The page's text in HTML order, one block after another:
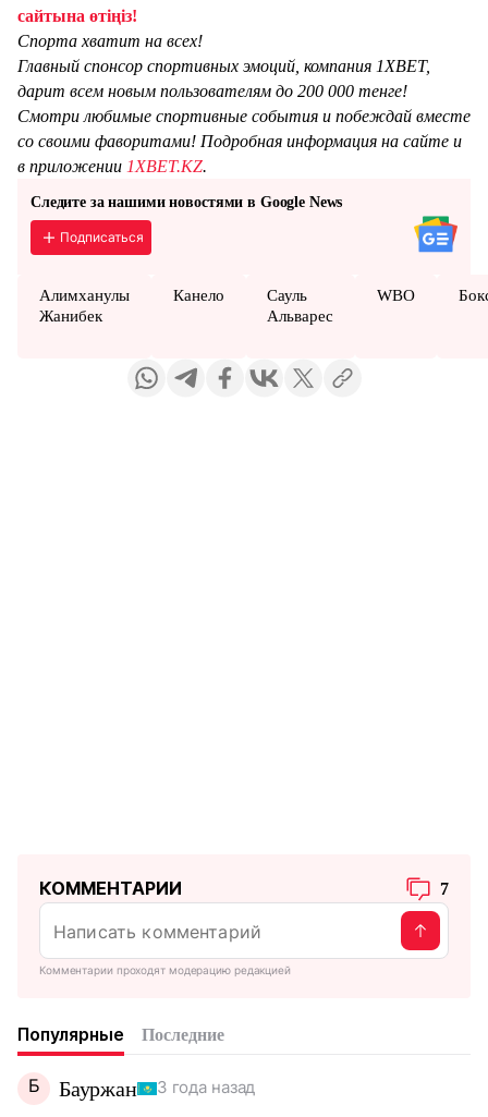
сайтына өтіңіз!
Спорта хватит на всех!
Главный спонсор спортивных эмоций, компания 1XBET,
дарит всем новым пользователям до 200 000 тенге!
Смотри любимые спортивные события и побеждай вместе
со своими фаворитами! Подробная информация на сайте и
в приложении 1XBET.KZ.
Следите за нашими новостями в Google News
Подписаться
Алимханулы
Жанибек
Канело
Сауль
Альварес
WBO
КОММЕНТАРИИ 7
Комментарии проходят модерацию редакцией
Популярные Последние
Б Бауржан 3 года назад